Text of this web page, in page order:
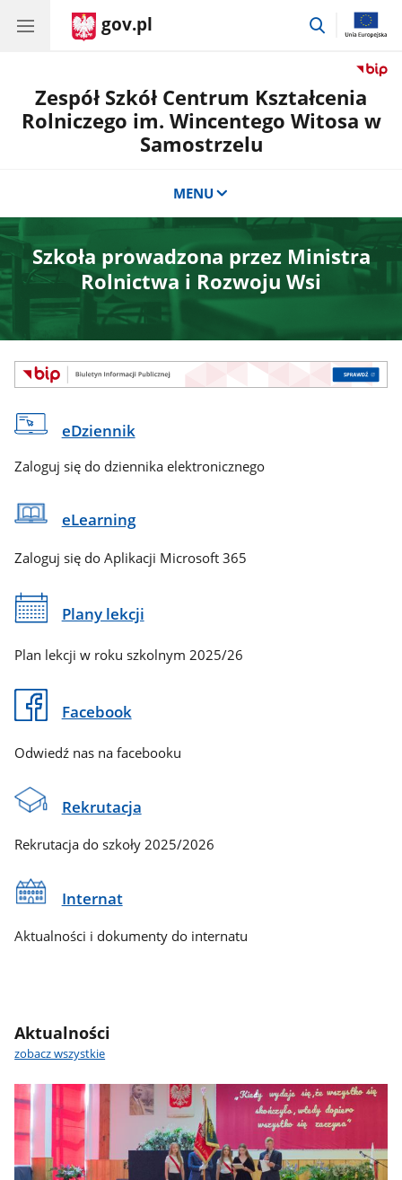
gov.pl
przejdź
Zespół Szkół Centrum Kształcenia
Rolniczego im. Wincentego Witosa w
Samostrzelu
MENU
Szkoła prowadzona przez Ministra
Rolnictwa i Rozwoju Wsi
eDziennik
Zaloguj się do dziennika elektronicznego
eLearning
Zaloguj się do Aplikacji Microsoft 365
Plany lekcji
Plan lekcji w roku szkolnym 2025/26
Facebook
Odwiedź nas na facebooku
Rekrutacja
Rekrutacja do szkoły 2025/2026
Internat
Aktualności i dokumenty do internatu
Aktualności
zobacz wszystkie